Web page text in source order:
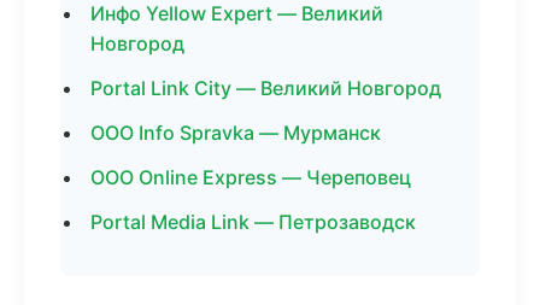
Инфо Yellow Expert — Великий
Новгород
Portal Link City — Великий Новгород
ООО Info Spravka — Мурманск
ООО Online Express — Череповец
Portal Media Link — Петрозаводск